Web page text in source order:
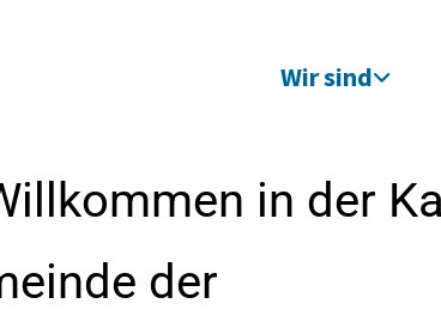
Wir sind
in der
der